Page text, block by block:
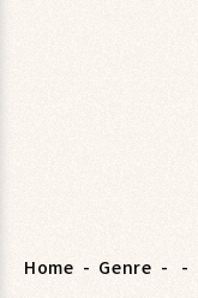
Home - Genre - -